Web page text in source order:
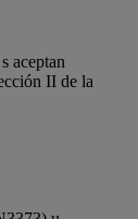
aceptan
II de la